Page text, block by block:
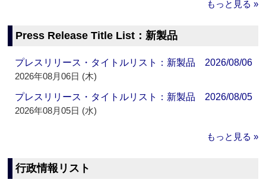
もっと見る »
Press Release Title List：新製品
プレスリリース・タイトルリスト：新製品 2026/08/06
2026年08月06日 (木)
プレスリリース・タイトルリスト：新製品 2026/08/05
2026年08月05日 (水)
もっと見る »
行政情報リスト